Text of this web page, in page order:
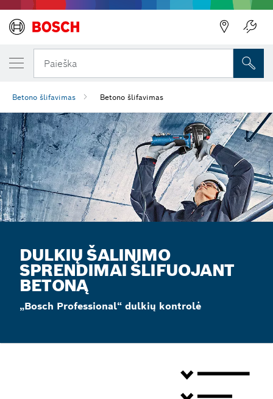
Paieška
Betono šlifavimas Betono šlifavimas
DULKIŲ ŠALINIMO
SPRENDIMAI ŠLIFUOJANT
BETONĄ
„Bosch Professional“ dulkių kontrolė